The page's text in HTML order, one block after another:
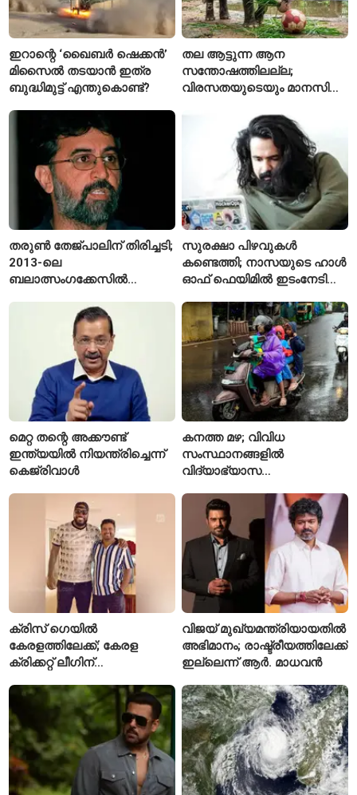
ഇറാന്റെ ‘ഖൈബർ ഷെക്കൻ’
മിസൈൽ തടയാൻ ഇത്ര
ബുദ്ധിമുട്ട് എന്തുകൊണ്ട്?
തല ആട്ടുന്ന ആന
സന്തോഷത്തിലല്ല;
വിരസതയുടെയും മാനസിക
ലക്ഷണമെന്ന് വിദഗ്ധർ
തരുൺ തേജ്പാലിന് തിരിച്ചടി;
2013-ലെ
ബലാത്സംഗക്കേസിൽ
ഹൈക്കോടതി
സുരക്ഷാ പിഴവുകൾ
കണ്ടെത്തി; നാസയുടെ ഹാൾ
ഓഫ് ഫെയിമിൽ ഇടംനേടി
മെറ്റ തന്റെ അക്കൗണ്ട്
ഇന്ത്യയിൽ നിയന്ത്രിച്ചെന്ന്
കെജ്‌രിവാൾ
കനത്ത മഴ; വിവിധ
സംസ്ഥാനങ്ങളിൽ
വിദ്യാഭ്യാസ
പ്രഖ്യാപിച്ചു
ക്രിസ് ഗെയിൽ
കേരളത്തിലേക്ക്; കേരള
ക്രിക്കറ്റ് ലീഗിന്
താരങ്ങൾക്ക് പരിശീലനം
നൽകും
വിജയ് മുഖ്യമന്ത്രിയായതിൽ
അഭിമാനം; രാഷ്ട്രീയത്തിലേക്ക്
ഇല്ലെന്ന് ആർ. മാധവൻ